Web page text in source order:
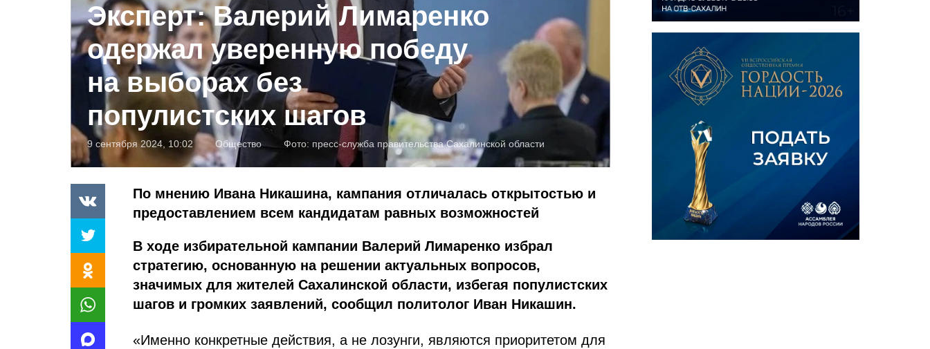
Эксперт: Валерий Лимаренко
одержал уверенную победу
на выборах без
популистских шагов
9 сентября 2024, 10:02 Общество Фото: пресс-служба правительства Сахалинской области
По мнению Ивана Никашина, кампания отличалась открытостью и
предоставлением всем кандидатам равных возможностей
В ходе избирательной кампании Валерий Лимаренко избрал
стратегию, основанную на решении актуальных вопросов,
значимых для жителей Сахалинской области, избегая популистских
шагов и громких заявлений, сообщил политолог Иван Никашин.
«Именно конкретные действия, а не лозунги, являются приоритетом для